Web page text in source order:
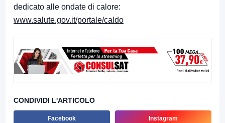
dedicato alle ondate di calore:
www.salute.gov.it/portale/caldo
CONDIVIDI L'ARTICOLO
Facebook Instagram